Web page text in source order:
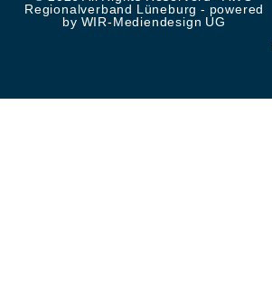
Regionalverband Lüneburg - powered
by WIR-Mediendesign UG